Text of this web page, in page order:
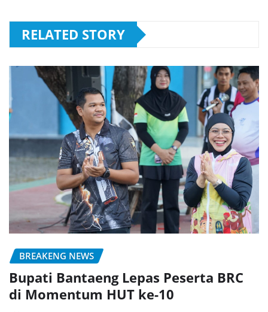
RELATED STORY
BREAKENG NEWS
Bupati Bantaeng Lepas Peserta BRC
di Momentum HUT ke-10